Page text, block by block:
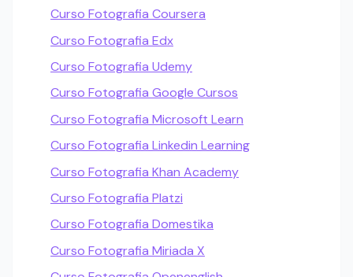
Curso Fotografia Coursera
Curso Fotografia Edx
Curso Fotografia Udemy
Curso Fotografia Google Cursos
Curso Fotografia Microsoft Learn
Curso Fotografia Linkedin Learning
Curso Fotografia Khan Academy
Curso Fotografia Platzi
Curso Fotografia Domestika
Curso Fotografia Miriada X